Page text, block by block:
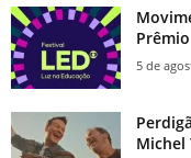
5 de
Michel